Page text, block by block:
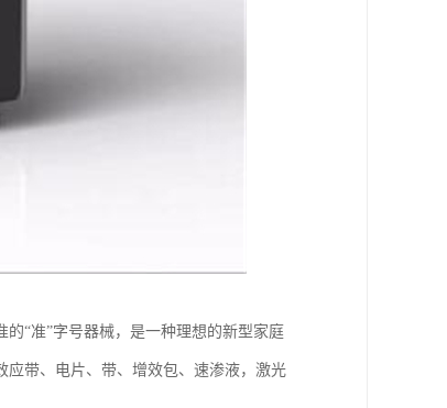
“准”字号器械，是一种理想的新型家庭
带、电片、带、增效包、速渗液，激光